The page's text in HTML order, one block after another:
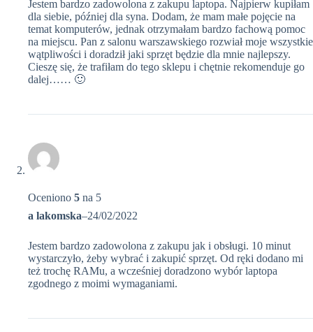
Jestem bardzo zadowolona z zakupu laptopa. Najpierw kupiłam
dla siebie, później dla syna. Dodam, że mam małe pojęcie na
temat komputerów, jednak otrzymałam bardzo fachową pomoc
na miejscu. Pan z salonu warszawskiego rozwiał moje wszystkie
wątpliwości i doradził jaki sprzęt będzie dla mnie najlepszy.
Cieszę się, że trafiłam do tego sklepu i chętnie rekomenduje go
dalej…… 🙂
Oceniono 5 na 5
a lakomska–24/02/2022
Jestem bardzo zadowolona z zakupu jak i obsługi. 10 minut
wystarczyło, żeby wybrać i zakupić sprzęt. Od ręki dodano mi
też trochę RAMu, a wcześniej doradzono wybór laptopa
zgodnego z moimi wymaganiami.